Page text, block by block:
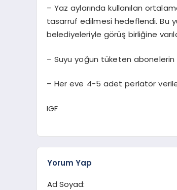
– Yaz aylarında kullanılan
tasarruf edilmesi hedeflendi. Bu
belediyeleriyle görüş birliğine
– Suyu yoğun tüketen abonelerin
– Her eve 4-5 adet perlatör
IGF
Yorum Yap
Ad Soyad: